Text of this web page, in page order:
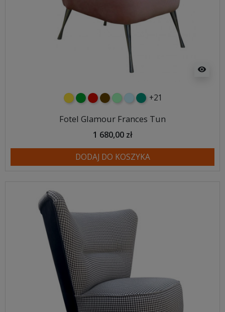
visibility
żółtyzielonyczerwony
czekoladowy
miętowybłękitny
turkusowy
+21
Fotel Glamour Frances Tun
1 680,00 zł
DODAJ DO KOSZYKA